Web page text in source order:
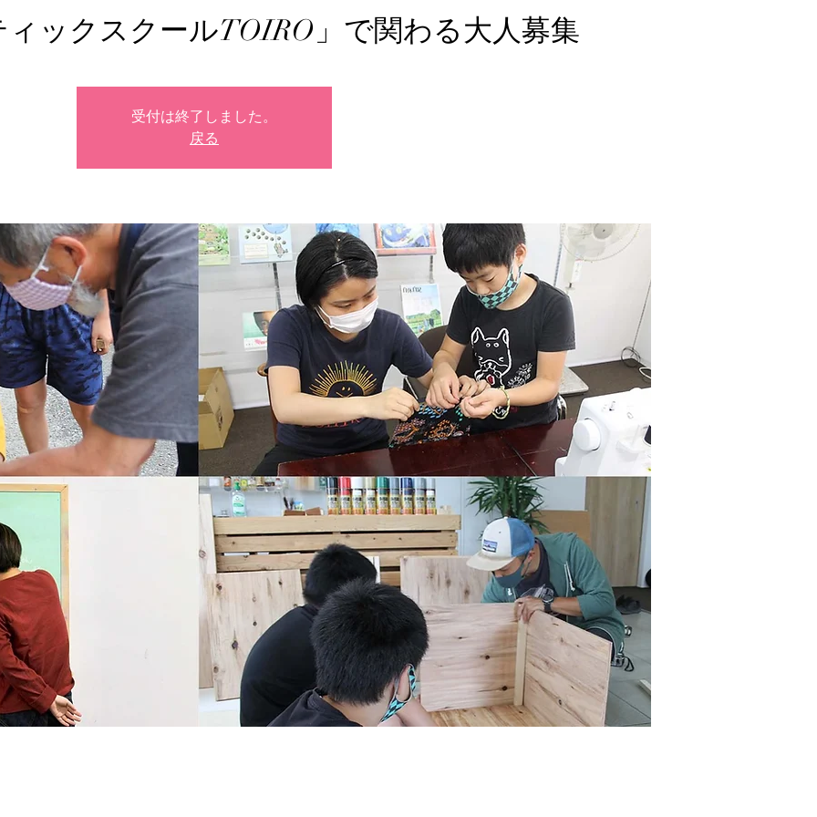
ックスクールTOIRO」で関わる大人募集
受付は終了しました。
戻る